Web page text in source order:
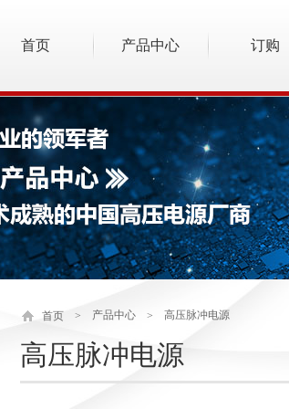
首页 产品中心 订购
首页 > 产品中心 > 高压脉冲电源
高压脉冲电源